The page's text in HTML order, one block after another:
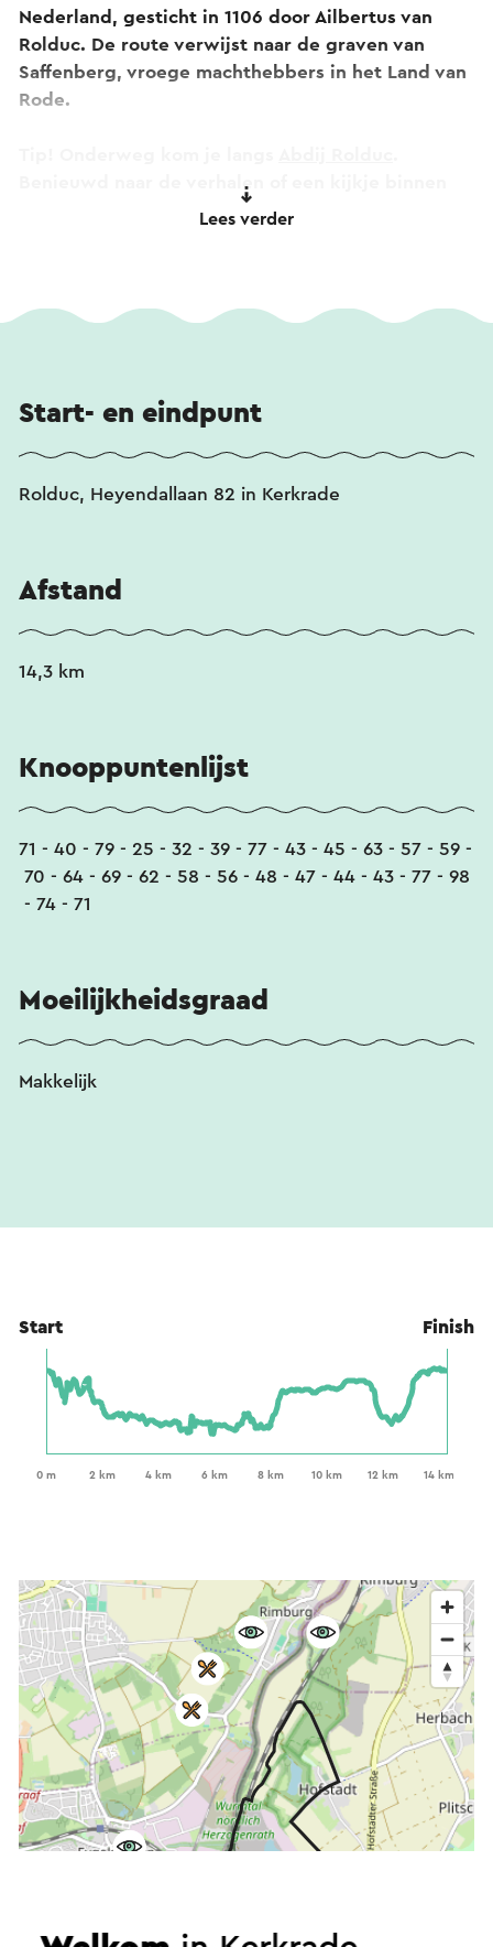
Nederland, gesticht in 1106 door Ailbertus van
Rolduc. De route verwijst naar de graven van
Saffenberg, vroege machthebbers in het Land van
Rode.
Benieuwd naar de verhalen of een kijkje binnen
360-graden tour
Lees verder
Start- en eindpunt
Rolduc, Heyendallaan 82 in Kerkrade
Afstand
14,3 km
Knooppuntenlijst
71 - 40 - 79 - 25 - 32 - 39 - 77 - 43 - 45 - 63 - 57 - 59 -
70 - 64 - 69 - 62 - 58 - 56 - 48 - 47 - 44 - 43 - 77 - 98
- 74 - 71
Moeilijkheidsgraad
Makkelijk
Start Finish